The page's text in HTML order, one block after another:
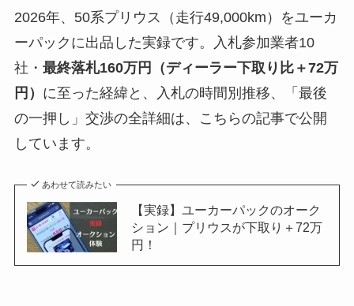
2026年、50系プリウス（走行49,000km）をユーカ
ーパックに出品した実録です。入札参加業者10
社・ 最終落札160万円（ディーラー下取り比＋72万
円） に至った経緯と、入札の時間別推移、「最後
の一押し」交渉の全詳細は、こちらの記事で公開
しています。
あわせて読みたい
【実録】ユーカーパックのオーク
ション｜プリウスが下取り＋72万
円！